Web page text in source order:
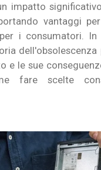
impatto
vantaggi
i consumatori.
e le sue
fare scelte